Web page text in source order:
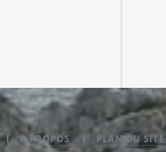
A PROPOS PLAN DU SITE